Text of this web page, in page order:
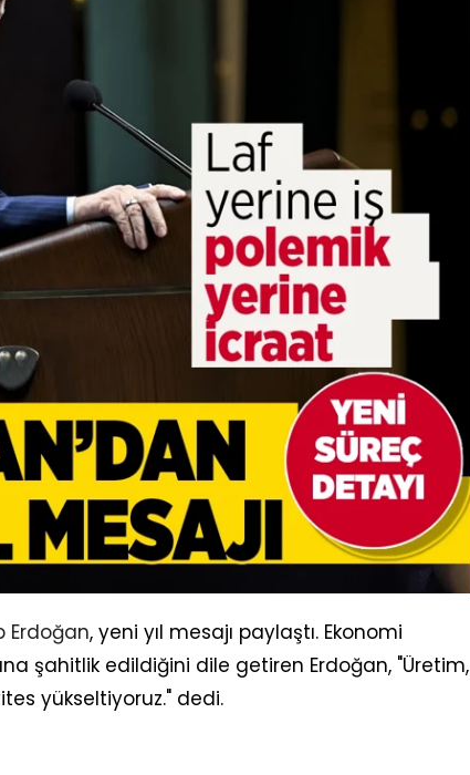
Erdoğan, yeni yıl mesajı paylaştı. Ekonomi
şahitlik edildiğini dile getiren Erdoğan, "Üretim,
yükseltiyoruz." dedi.